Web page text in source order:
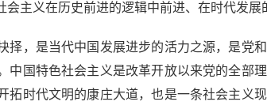
主义在历史前进的逻辑中前进、在时代发展
，是当代中国发展进步的活力之源，是党
中国特色社会主义是改革开放以来党的全部
拓时代文明的康庄大道，也是一条社会主义